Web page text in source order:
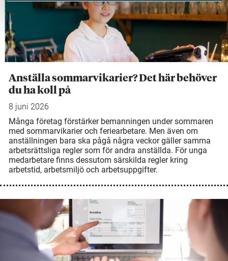
Anställa sommarvikarier? Det här behöver
du ha koll på
8 juni 2026
Många företag förstärker bemanningen under sommaren
med sommarvikarier och feriearbetare. Men även om
anställningen bara ska pågå några veckor gäller samma
arbetsrättsliga regler som för andra anställda. För unga
medarbetare finns dessutom särskilda regler kring
arbetstid, arbetsmiljö och arbetsuppgifter.